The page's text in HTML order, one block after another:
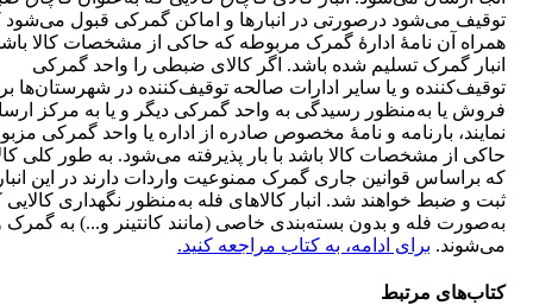
توقیف می‌شود درصورتی در انبارها و اماکن گمرکی قبول می‌شود
همراه آن نامۀ ادارۀ گمرک مربوطه که حاکی از مشخصات کالا
انبار گمرک تسلیم شده باشد. اگر کالای ضبطی را واحد گمرکی
توقیف‌کننده و یا سایر ادارات صالحه توقیف‌کننده در شهرستان‌ها
فروش یا به‌منظور رسیدگی به واحد گمرکی دیگر و یا به مرکز
نمایند، بارنامه و نامۀ مخصوص صادره از اداره یا واحد گمرکی
حاکی از مشخصات کالا باشد با بار پذیرفته می‌شود. به طور کلی
که براساس قوانین جاری گمرک ممنوعیت واردات دارند در این
ثبت و ضبط خواهند شد. انبار کالاهای فله به‌منظور نگهداری کالایی
به‌صورت فله و بدون بسته‌بندی خاصی (مانند کانتینر و...) به گمرک
می‌شوند. برای ادامه، به کتاب مراجعه کنید.
کتاب‌های مرتبط